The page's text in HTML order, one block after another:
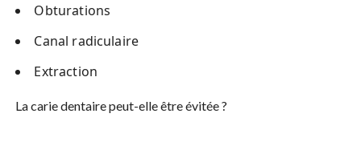
Obturations
Canal radiculaire
Extraction
La carie dentaire peut-elle être évitée ?